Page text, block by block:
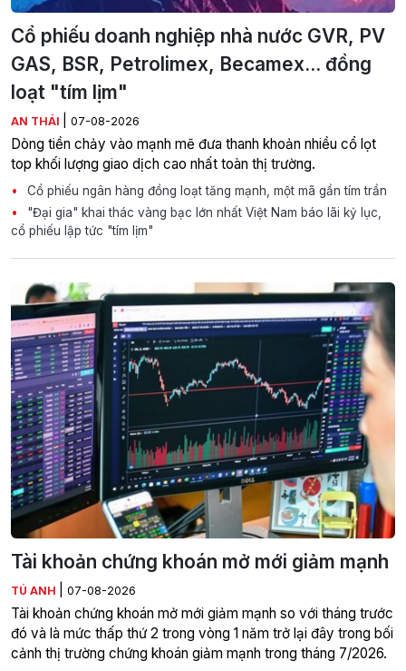
Cổ phiếu doanh nghiệp nhà nước GVR, PV
GAS, BSR, Petrolimex, Becamex... đồng
loạt "tím lịm"
AN THÁI 07-08-2026
Dòng tiền chảy vào mạnh mẽ đưa thanh khoản nhiều cổ lọt
top khối lượng giao dịch cao nhất toàn thị trường.
Cổ phiếu ngân hàng đồng loạt tăng mạnh, một mã gần tím trần
"Đại gia" khai thác vàng bạc lớn nhất Việt Nam báo lãi kỷ lục,
cổ phiếu lập tức "tím lịm"
Tài khoản chứng khoán mở mới giảm mạnh
TÚ ANH 07-08-2026
Tài khoản chứng khoán mở mới giảm mạnh so với tháng trước
đó và là mức thấp thứ 2 trong vòng 1 năm trở lại đây trong bối
cảnh thị trường chứng khoán giảm mạnh trong tháng 7/2026.